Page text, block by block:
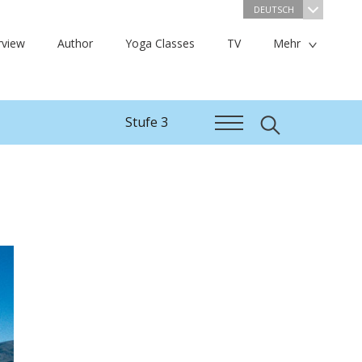
DEUTSCH
Author Yoga Classes TV Mehr
Stufe 3